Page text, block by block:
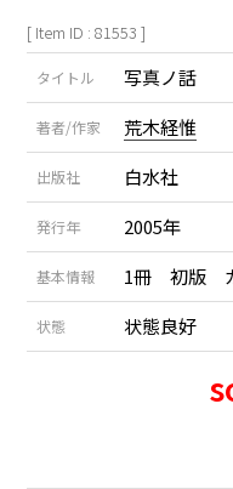
[ Item ID : 81553 ]
タイトル 写真ノ話
著者/作家 荒木経惟
出版社 白水社
発行年 2005年
基本情報 1冊 初版
状態 状態良好